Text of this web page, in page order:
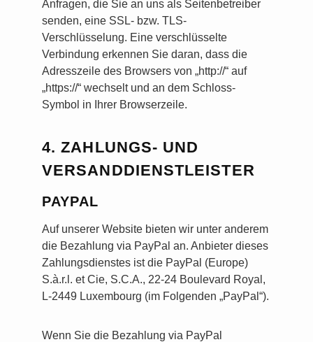
Anfragen, die Sie an uns als Seitenbetreiber
senden, eine SSL- bzw. TLS-
Verschlüsselung. Eine verschlüsselte
Verbindung erkennen Sie daran, dass die
Adresszeile des Browsers von „http://“ auf
„https://“ wechselt und an dem Schloss-
Symbol in Ihrer Browserzeile.
4. ZAHLUNGS- UND
VERSANDDIENSTLEISTER
PAYPAL
Auf unserer Website bieten wir unter anderem
die Bezahlung via PayPal an. Anbieter dieses
Zahlungsdienstes ist die PayPal (Europe)
S.à.r.l. et Cie, S.C.A., 22-24 Boulevard Royal,
L-2449 Luxembourg (im Folgenden „PayPal“).
Wenn Sie die Bezahlung via PayPal